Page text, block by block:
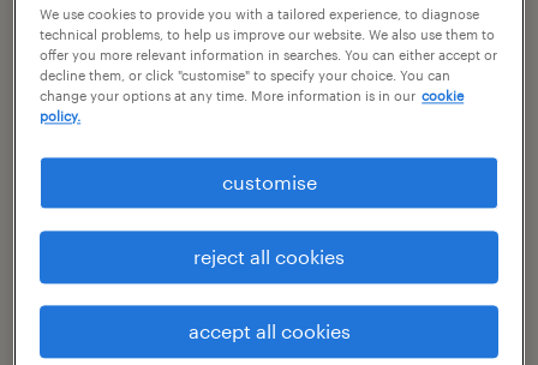
murowana goślina, wielkopolskie
praca stała
pełen etat
специальность
zakupy produkcyjne / zakupy nieprodukcyjne
номер посилання
We use cookies to provide you with a tailored experience, to diagnose
technical problems, to help us improve our website. We also use them to
offer you more relevant information in searches. You can either accept or
decline them, or click "customise" to specify your choice. You can
change your options at any time. More information is in our cookie
policy.
accept all cookies
reject all cookies
customise